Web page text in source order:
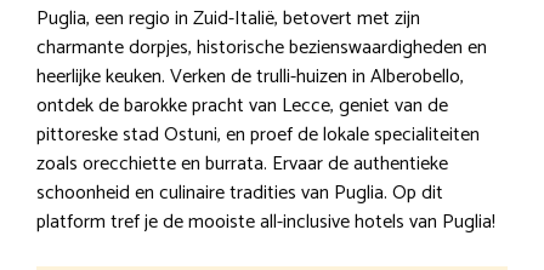
Puglia, een regio in Zuid-Italië, betovert met zijn
charmante dorpjes, historische bezienswaardigheden en
heerlijke keuken. Verken de trulli-huizen in Alberobello,
ontdek de barokke pracht van Lecce, geniet van de
pittoreske stad Ostuni, en proef de lokale specialiteiten
zoals orecchiette en burrata. Ervaar de authentieke
schoonheid en culinaire tradities van Puglia. Op dit
platform tref je de mooiste all-inclusive hotels van Puglia!